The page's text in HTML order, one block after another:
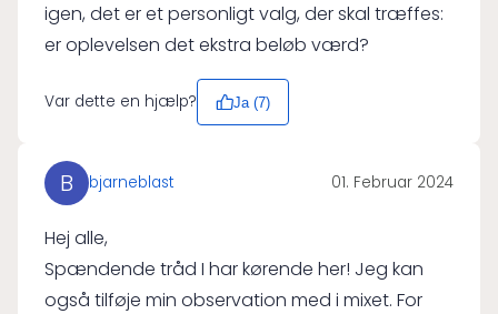
igen, det er et personligt valg, der skal træffes:
er oplevelsen det ekstra beløb værd?
Var dette en hjælp? Ja (7)
B bjarneblast 01. Februar 2024
Hej alle,
Spændende tråd I har kørende her! Jeg kan
også tilføje min observation med i mixet. For